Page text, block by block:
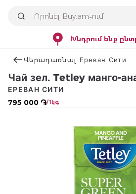
Խնդրում ենք
Վերադառնալ Ереван Сити
Чай зел. Tetley манго-
795 000 ֏/ 1կգ
ЕРЕВАН СИТИ